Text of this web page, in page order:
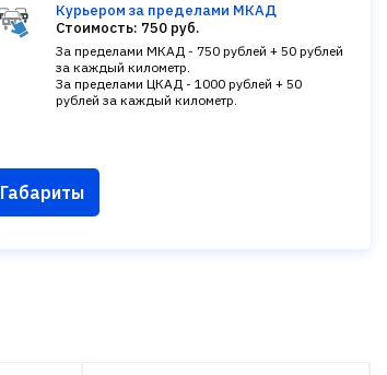
Курьером за пределами МКАД
Стоимость: 750 руб.
За пределами МКАД - 750 рублей + 50 рублей
за каждый километр.
За пределами ЦКАД - 1000 рублей + 50
рублей за каждый километр.
Габариты